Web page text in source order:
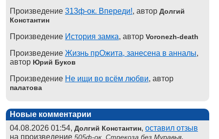
Произведение 313ф-ок. Впереди!, автор Долгий
Константин
Произведение История замка, автор Voronezh-death
Произведение Жизнь прОжита, занесена в анналы,
автор Юрий Буков
Произведение Не ищи во всём любви, автор
палатова
Новые комментарии
04.08.2026 01:54, Долгий Константин, оставил отзыв
на произведение 505ф-ок. Стрекоза без Муравья,